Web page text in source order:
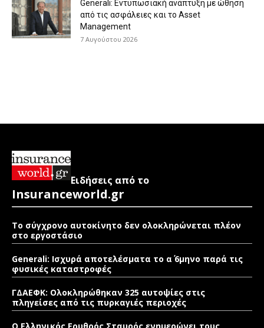
Generali: Eντυπωσιακή ανάπτυξη με ώθηση
από τις ασφάλειες και το Asset
Management
7 Αυγούστου 2026
Ειδήσεις από το
Insuranceworld.gr
Το σύγχρονο αυτοκίνητο δεν ολοκληρώνεται πλέον
στο εργοστάσιο
Generali: Ισχυρά αποτελέσματα το α΄ 6μηνο παρά τις
φυσικές καταστροφές
ΓΔΑΕΦΚ: Ολοκληρώθηκαν 325 αυτοψίες στις
πληγείσες από τις πυρκαγιές περιοχές